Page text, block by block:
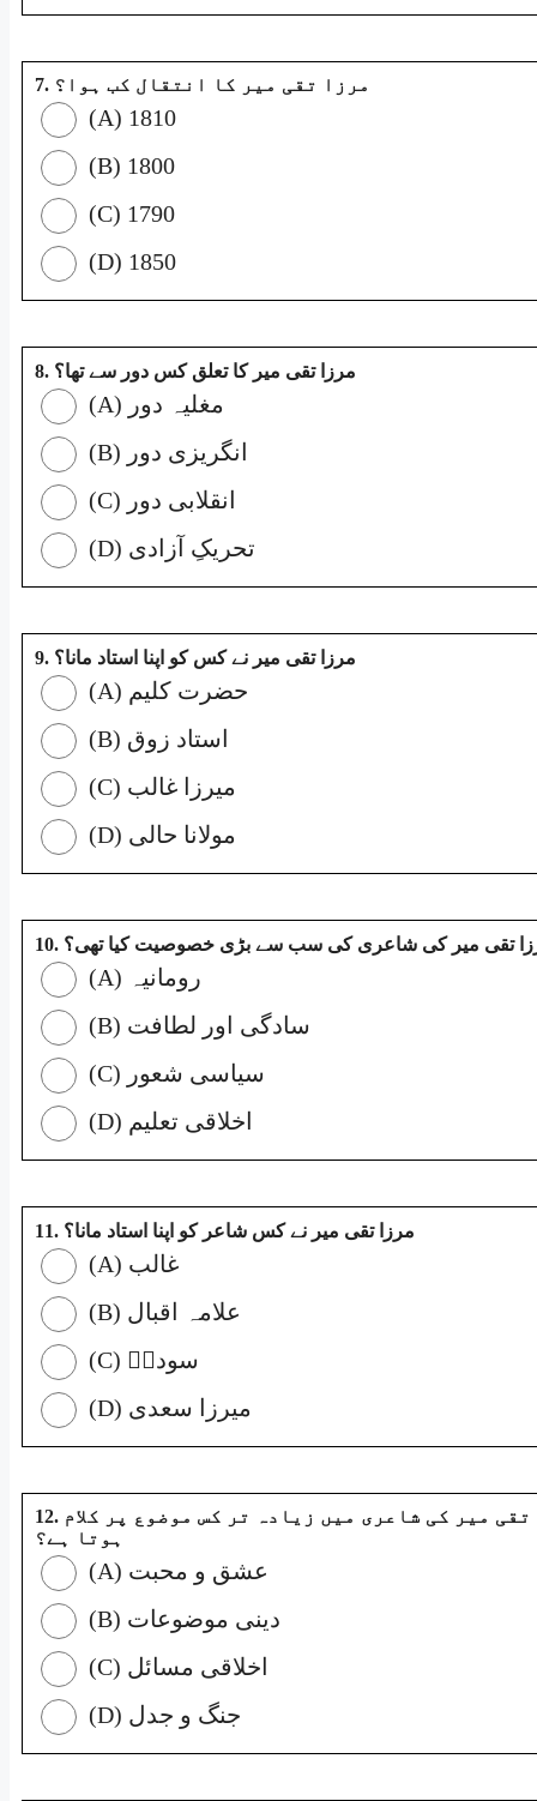
7. مرزا تقی میر کا انتقال کب ہوا؟
(A) 1810
(B) 1800
(C) 1790
(D) 1850
8. مرزا تقی میر کا تعلق کس دور سے تھا؟
(A) مغلیہ دور
(B) انگریزی دور
(C) انقلابی دور
(D) تحریکِ آزادی
9. مرزا تقی میر نے کس کو اپنا استاد مانا؟
(A) حضرت کلیم
(B) استاد زوق
(C) میرزا غالب
(D) مولانا حالی
مرزا تقی میر کی شاعری کی سب سے بڑی خصوصیت کیا تھی؟
(A) رومانیہ
(B) سادگی اور لطافت
(C) سیاسی شعور
(D) اخلاقی تعلیم
11. مرزا تقی میر نے کس شاعر کو اپنا استاد مانا؟
(A) غالب
(B) علامہ اقبال
(C) سوداؔ
(D) میرزا سعدی
12. مرزا تقی میر کی شاعری میں زیادہ تر کس موضوع پر کلام
ہوتا ہے؟
(A) عشق و محبت
(B) دینی موضوعات
(C) اخلاقی مسائل
(D) جنگ و جدل